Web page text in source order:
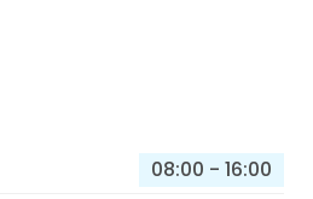
08:00 - 16:00